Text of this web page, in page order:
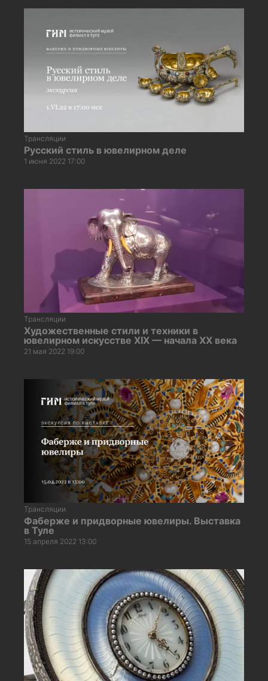
Трансляции
Русский стиль в ювелирном деле
1 июня 2022 17:00
Трансляции
Художественные стили и техники в
ювелирном искусстве XIX — начала XX века
21 мая 2022 19:00
Трансляции
Фаберже и придворные ювелиры. Выставка
в Туле
15 апреля 2022 13:00